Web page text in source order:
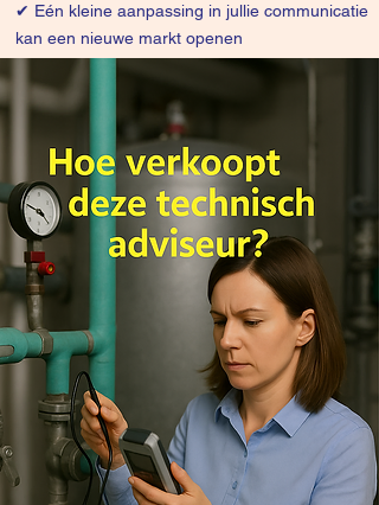
✔ Eén kleine aanpassing in jullie communicatie
kan een nieuwe markt openen